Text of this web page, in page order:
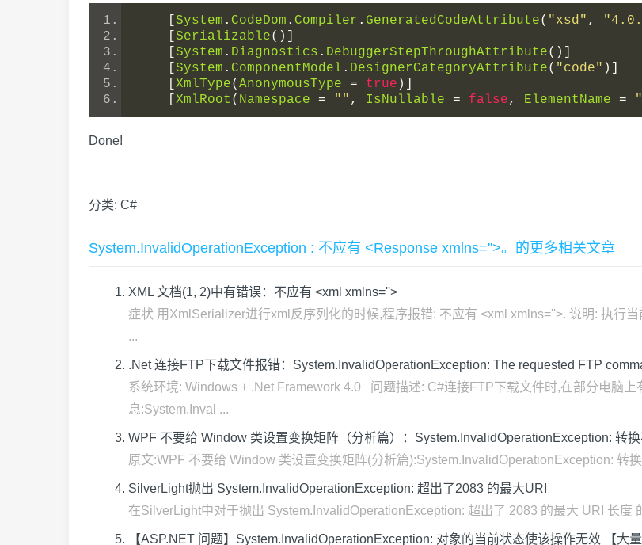
System . CodeDom . Compiler . GeneratedCodeAttribute( "xsd" ,
Serializable()]
System . Diagnostics . DebuggerStepThroughAttribute()]
System . ComponentModel . DesignerCategoryAttribute( "code" )]
XmlType( AnonymousType = true )]
XmlRoot ( Namespace = "" , IsNullable = false, ElementName =
Done!
分类: C#
System.InvalidOperationException : 不应有 <Response xmlns=''>。的更多相关文章
XML 文档(1, 2)中有错误：不应有 <xml xmlns=''>
症状 用XmlSerializer进行xml反序列化的时候,程序报错: 不应有 <xml xmlns=''>. 说明: 执行
...
.Net 连接FTP下载文件报错：System.InvalidOperationException: The requested FTP
系统环境: Windows + .Net Framework 4.0 问题描述: C#连接FTP下载文件时,在部分电脑
息:System.Inval ...
WPF 不要给 Window 类设置变换矩阵（分析篇）：System.InvalidOperationException: 转换
原文:WPF 不要给 Window 类设置变换矩阵(分析篇):System.InvalidOperationException: 转
SilverLight抛出 System.InvalidOperationException: 超出了2083 的最大URI
在SilverLight中对于抛出 System.InvalidOperationException: 超出了 2083 的最大 URI 长度
【ASP.NET 问题】System.InvalidOperationException: 对象的当前状态使该操作无效 【大